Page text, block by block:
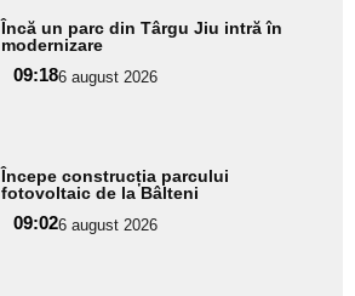
Încă un parc din Târgu Jiu intră în
modernizare
09:186 august 2026
Începe construcția parcului
fotovoltaic de la Bâlteni
09:026 august 2026